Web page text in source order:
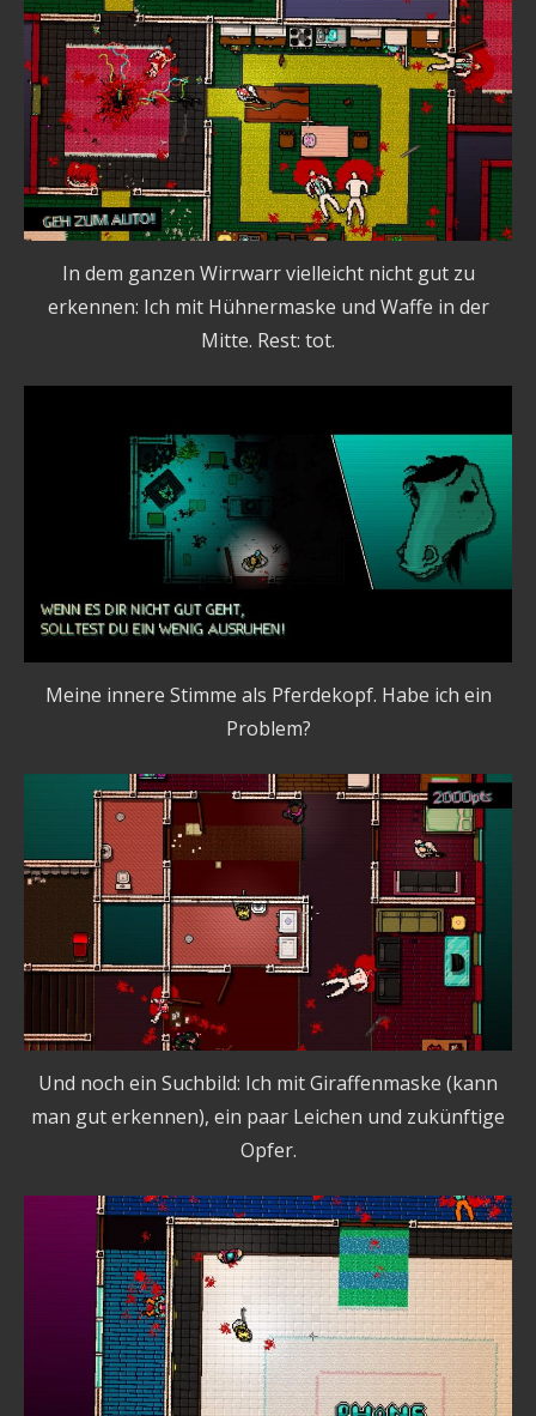
In dem ganzen Wirrwarr vielleicht nicht gut zu
erkennen: Ich mit Hühnermaske und Waffe in der
Mitte. Rest: tot.
Meine innere Stimme als Pferdekopf. Habe ich ein
Problem?
Und noch ein Suchbild: Ich mit Giraffenmaske (kann
man gut erkennen), ein paar Leichen und zukünftige
Opfer.